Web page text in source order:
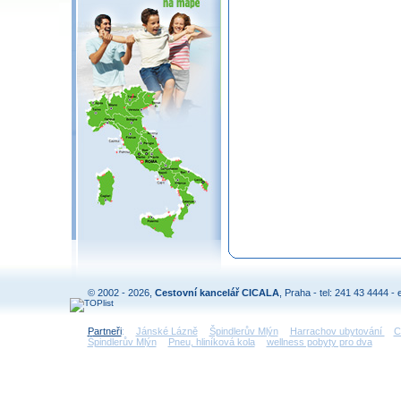
© 2002 - 2026, Cestovní kancelář CICALA , Praha - tel: 241 43 4444 -
Partneři: Jánské Lázně Špindlerův Mlýn Harrachov ubytování
Špindlerův Mlýn
Pneu, hliníková kola wellness pobyty pro dva